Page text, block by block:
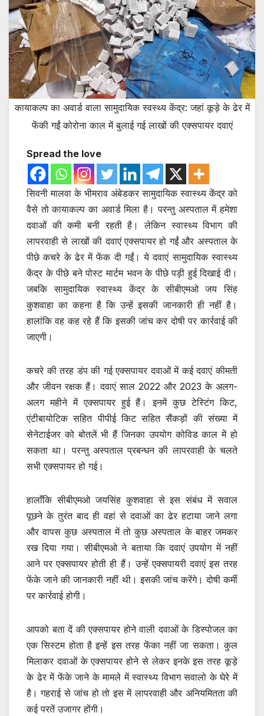
कायाकल्प का अवार्ड वाला सामुदायिक स्वस्थ्य केंद्र: जहां कूड़े के ढेर में
फेंकी गईं कोरोना काल में बुलाई गई लाखों की एक्सपायर दवाएं
Spread the love
सिवनी मालवा के भीमराव अंबेडकर सामुदायिक स्वास्थ्य केंद्र को
वैसे तो कायाकल्प का अवार्ड मिला है। परन्तु अस्पताल में हमेशा
दवाओं की कमी बनी रहती है। लेकिन स्वास्थ्य विभाग की
लापरवाही से लाखों की दवाएं एक्सपायर हो गईं और अस्पताल के
पीछे कचरे के ढेर में फेंक दी गईं। ये दवाएं सामुदायिक स्वास्थ्य
केंद्र के पीछे बने पोस्ट मार्टम भवन के पीछे पड़ी हुई दिखाई दी।
जबकि सामुदायिक स्वास्थ्य केंद्र के सीबीएमओ जय सिंह
कुशवाहा का कहना है कि उन्हें इसकी जानकारी ही नहीं है।
हालांकि वह कह रहे हैं कि इसकी जांच कर दोषी पर कार्रवाई की
जाएगी।
कचरे की तरह डंप की गई एक्सपायर दवाओं में कई दवाएं कीमती
और जीवन रक्षक हैं। दवाएं साल 2022 और 2023 के अलग-
अलग महीने में एक्सपायर हुई हैं। इनमें कुछ टेस्टिंग किट,
एंटीबायोटिक सहित पीपीई किट सहित सैंकड़ों की संख्या में
सेनेटाईजर को बोतलें भी हैं जिनका उपयोग कोविड काल में हो
सकता था। परन्तु अस्पताल प्रबन्धन की लापरवाही के चलते
सभी एक्सपायर हो गई।
हालाँकि सीबीएमओ जयसिंह कुशवाहा से इस संबंध में सवाल
पूछने के तुरंत बाद ही वहां से दवाओं का ढेर हटाया जाने लगा
और वापस कुछ अस्पताल में तो कुछ अस्पताल के बाहर जमकर
रख दिया गया। सीबीएमओ ने बताया कि दवाएं उपयोग में नहीं
आने पर एक्सपायर होती ही हैं। उन्हें एक्सपायरी दवाएं इस तरह
फेंके जाने की जानकारी नहीं थी। इसकी जांच करेंगे। दोषी कर्मी
पर कार्रवाई होगी।
आपको बता दें की एक्सपायर होने वाली दवाओं के डिस्पोजल का
एक सिस्टम होता है इन्हें इस तरह फेंका नहीं जा सकता। कुल
मिलाकर दवाओं के एक्सपायर होने से लेकर इनके इस तरह कूड़े
के ढेर में फेंके जाने के मामले में स्वास्थ्य विभाग सवालो के घेरे में
है। गहराई से जांच हो तो इस में लापरवाही और अनियमितता की
कई परतें उजागर होंगी।